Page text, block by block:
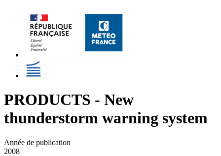
PRODUCTS - New
thunderstorm warning system
Année de publication
2008